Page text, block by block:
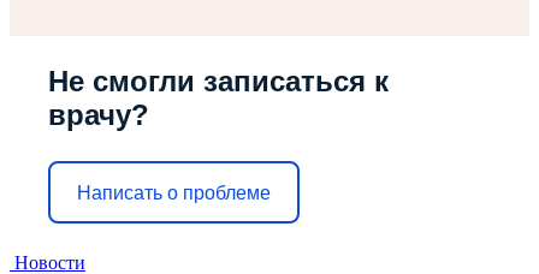
Не смогли записаться к
врачу?
Написать о проблеме
Новости